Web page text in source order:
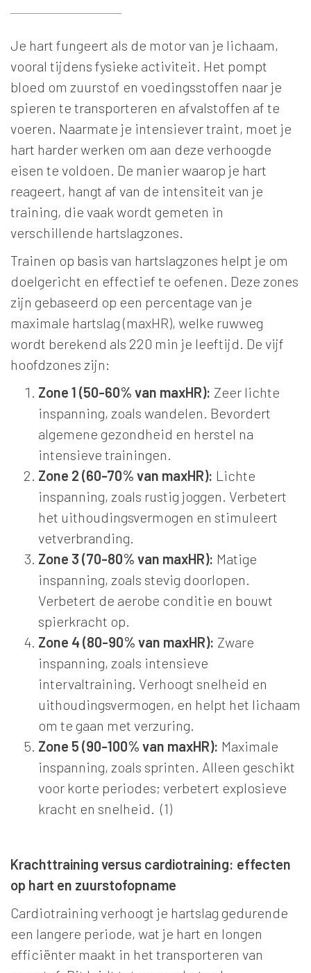
Je hart fungeert als de motor van je lichaam,
vooral tijdens fysieke activiteit. Het pompt
bloed om zuurstof en voedingsstoffen naar je
spieren te transporteren en afvalstoffen af te
voeren. Naarmate je intensiever traint, moet je
hart harder werken om aan deze verhoogde
eisen te voldoen. De manier waarop je hart
reageert, hangt af van de intensiteit van je
training, die vaak wordt gemeten in
verschillende hartslagzones.
Trainen op basis van hartslagzones helpt je om
doelgericht en effectief te oefenen. Deze zones
zijn gebaseerd op een percentage van je
maximale hartslag (maxHR), welke ruwweg
wordt berekend als 220 min je leeftijd. De vijf
hoofdzones zijn:
Zone 1 (50-60% van maxHR): Zeer lichte
inspanning, zoals wandelen. Bevordert
algemene gezondheid en herstel na
intensieve trainingen.
Zone 2 (60-70% van maxHR): Lichte
inspanning, zoals rustig joggen. Verbetert
het uithoudingsvermogen en stimuleert
vetverbranding.
Zone 3 (70-80% van maxHR): Matige
inspanning, zoals stevig doorlopen.
Verbetert de aerobe conditie en bouwt
spierkracht op.
Zone 4 (80-90% van maxHR): Zware
inspanning, zoals intensieve
intervaltraining. Verhoogt snelheid en
uithoudingsvermogen, en helpt het lichaam
om te gaan met verzuring.
Zone 5 (90-100% van maxHR): Maximale
inspanning, zoals sprinten. Alleen geschikt
voor korte periodes; verbetert explosieve
kracht en snelheid. (1)
Krachttraining versus cardiotraining: effecten
op hart en zuurstofopname
Cardiotraining verhoogt je hartslag gedurende
een langere periode, wat je hart en longen
efficiënter maakt in het transporteren van